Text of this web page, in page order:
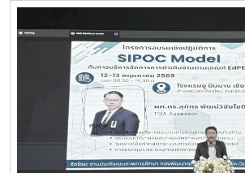
เหนือ) จังหวัดเชียงใหม่ ผลงาน“เครื่องสกัด
ใช้เทคโนโลยี PLU”สมาชิกทีม• นายอนุพงศ์
ปริญญาโท คณะวิศวกรรมและอุตสาหกรรมเ
ด่านกระโทกนักศึกษาปริญญาโท คณะวิศวก
เกษตร• นายตันติกร กันนานักศึกษาปริญญ
บริหารธุรกิจ• Nirmala Bhuvana Chandra
Ramisettyนักศึกษาปริญญาโท วิทยาลัยนาน
ปรึกษารองศาสตราจารย์ ดร.จตุรภัทร วาฤ
อุตสาหกรรมเกษตรการแข่งขัน Startup